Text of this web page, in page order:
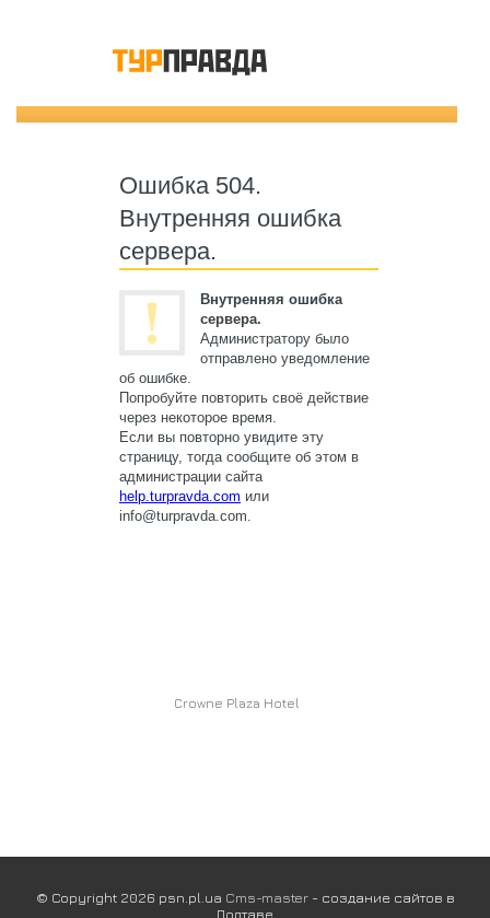
Crowne Plaza Hotel
© Copyright 2026 psn.pl.ua Cms-master- создание сайтов в
Полтаве